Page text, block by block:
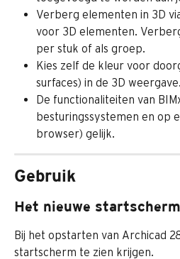
Verberg elementen in 3D
voor 3D elementen.
per stuk of als groep.
Kies zelf de kleur voor
surfaces) in de 3D weergave.
De functionaliteiten van
besturingssystemen en op
browser) gelijk.
Gebruik
Het nieuwe startscherm
Bij het opstarten van Archicad
startscherm te zien krijgen.